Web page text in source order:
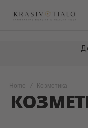
Home Козметика